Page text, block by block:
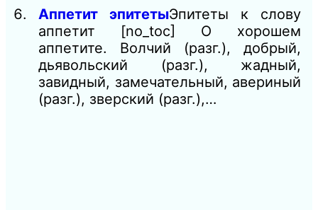
Аппетит эпитетыЭпитеты к слову
аппетит [no_toc] О хорошем
аппетите. Волчий (разг.), добрый,
дьявольский (разг.), жадный,
завидный, замечательный, авериный
(разг.), зверский (разг.),…